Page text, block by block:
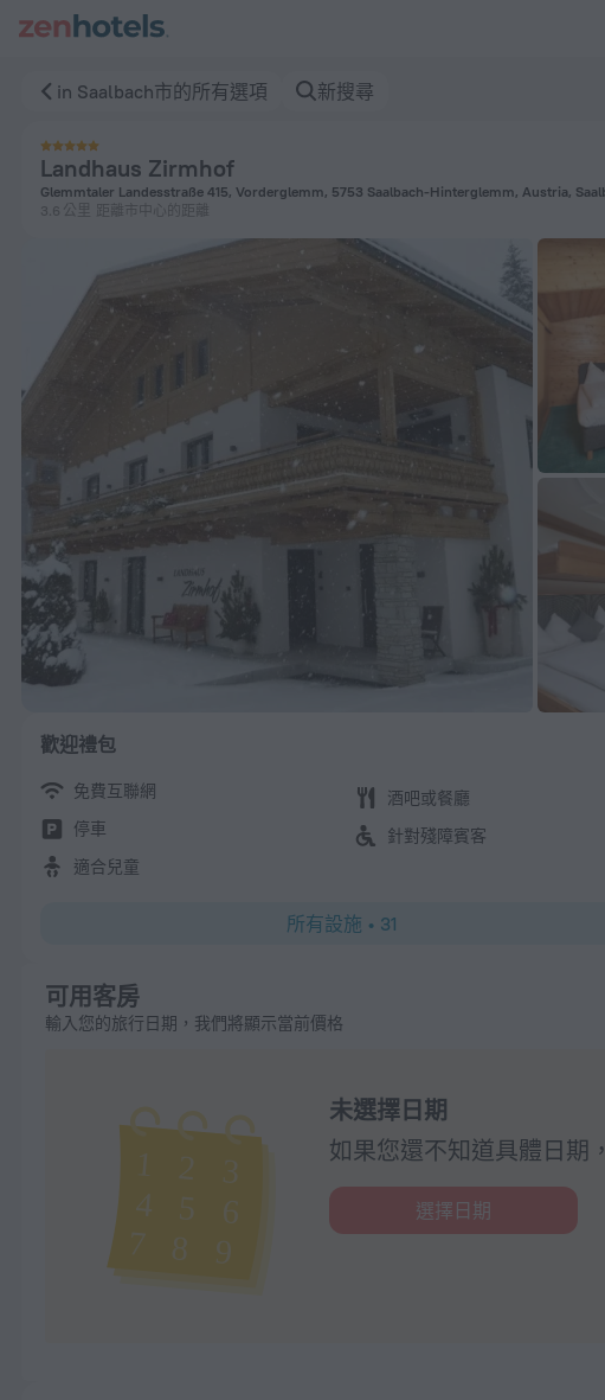
in Saalbach市的所有選項 新搜尋
Landhaus Zirmhof
Glemmtaler Landesstraße 415, Vorderglemm, 5753 Saalbach-Hinterglemm, Austria,
3.6 公里
距離市中心的距離
歡迎禮包
免費互聯網
停車
適合兒童
酒吧或餐廳
針對殘障賓客
所有設施 • 31
可用客房
輸入您的旅行日期，我們將顯示當前價格
未選擇日期
如果您還不知道具體日期
選擇日期
Landhaus Zirmhof in Saalbach — 立即在 ZenHotels.com 預訂